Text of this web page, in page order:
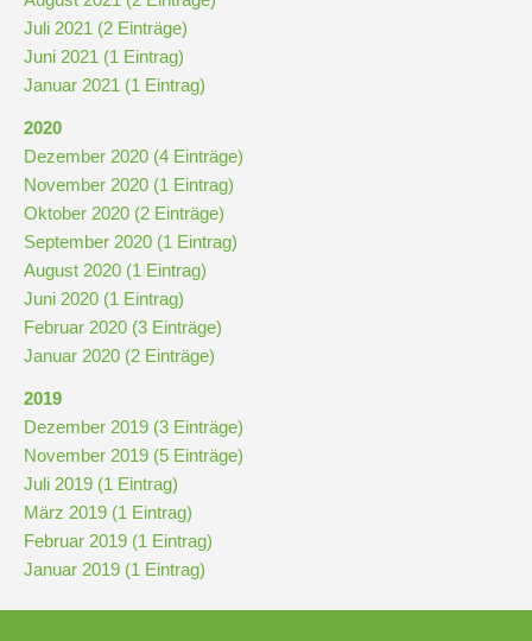
Juli 2021 (2 Einträge)
Juni 2021 (1 Eintrag)
Januar 2021 (1 Eintrag)
2020
Dezember 2020 (4 Einträge)
November 2020 (1 Eintrag)
Oktober 2020 (2 Einträge)
September 2020 (1 Eintrag)
August 2020 (1 Eintrag)
Juni 2020 (1 Eintrag)
Februar 2020 (3 Einträge)
Januar 2020 (2 Einträge)
2019
Dezember 2019 (3 Einträge)
November 2019 (5 Einträge)
Juli 2019 (1 Eintrag)
März 2019 (1 Eintrag)
Februar 2019 (1 Eintrag)
Januar 2019 (1 Eintrag)